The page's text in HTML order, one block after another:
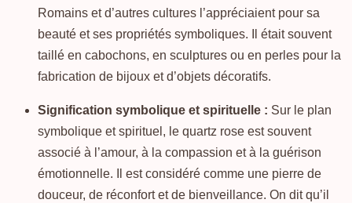
Romains et d’autres cultures l’appréciaient pour sa
beauté et ses propriétés symboliques. Il était souvent
taillé en cabochons, en sculptures ou en perles pour la
fabrication de bijoux et d’objets décoratifs.
Signification symbolique et spirituelle : Sur le plan
symbolique et spirituel, le quartz rose est souvent
associé à l’amour, à la compassion et à la guérison
émotionnelle. Il est considéré comme une pierre de
douceur, de réconfort et de bienveillance. On dit qu’il